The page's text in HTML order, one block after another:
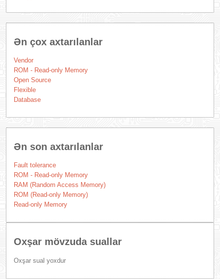
Ən çox axtarılanlar
Vendor
ROM - Read-only Memory
Open Source
Flexible
Database
Ən son axtarılanlar
Fault tolerance
ROM - Read-only Memory
RAM (Random Access Memory)
ROM (Read-only Memory)
Read-only Memory
Oxşar mövzuda suallar
Oxşar sual yoxdur